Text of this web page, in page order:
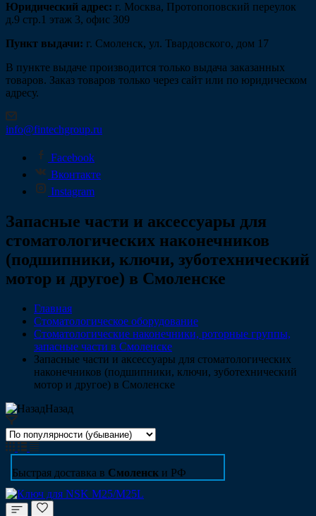
Юридический адрес: г. Москва, Протопоповский переулок
д.9 стр.1 этаж 3, офис 309
Пункт выдачи: г. Смоленск, ул. Твардовского, дом 17
В пункте выдаче производится только выдача заказанных
товаров. Заказ товаров только через сайт или по юридическом
адресу.
info@fintechgroup.ru
Facebook
Вконтакте
Instagram
Запасные части и аксессуары для
стоматологических наконечников
(подшипники, ключи, зуботехнический
мотор и другое) в Смоленске
Главная
Стоматологическое оборудование
Стоматологические наконечники, роторные группы,
запасные части в Смоленске
Запасные части и аксессуары для стоматологических
наконечников (подшипники, ключи, зуботехнический
мотор и другое) в Смоленске
Назад
Быстрая доставка в Смоленск и РФ